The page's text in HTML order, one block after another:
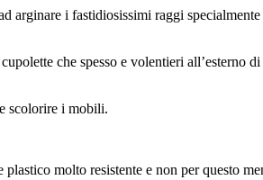
arginare i fastidiosissimi raggi
che spesso e volentieri all’esterno di
scolorire i mobili.
molto resistente e non per questo